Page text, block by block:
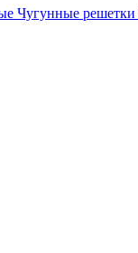
Чугунные решетки